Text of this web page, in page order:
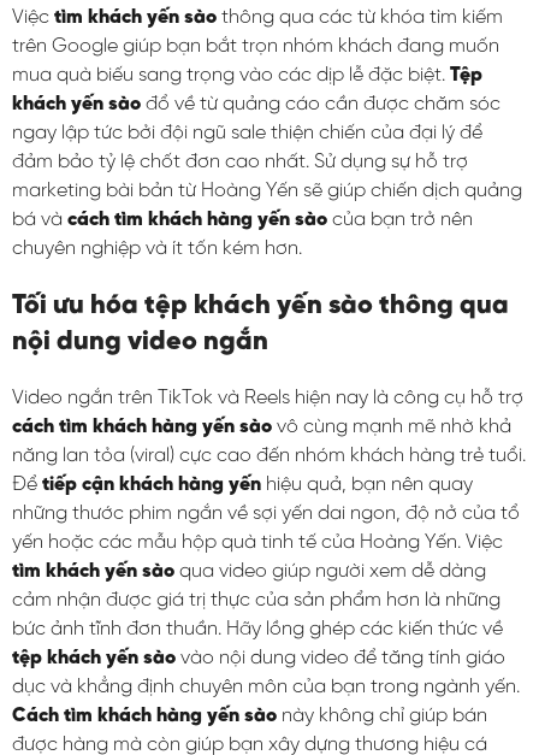
Việc tìm khách yến sào thông qua các từ khóa tìm kiếm
trên Google giúp bạn bắt trọn nhóm khách đang muốn
mua quà biếu sang trọng vào các dịp lễ đặc biệt. Tệp
khách yến sào đổ về từ quảng cáo cần được chăm sóc
ngay lập tức bởi đội ngũ sale thiện chiến của đại lý để
đảm bảo tỷ lệ chốt đơn cao nhất. Sử dụng sự hỗ trợ
marketing bài bản từ Hoàng Yến sẽ giúp chiến dịch quảng
bá và cách tìm khách hàng yến sào của bạn trở nên
chuyên nghiệp và ít tốn kém hơn.
Tối ưu hóa tệp khách yến sào thông qua
nội dung video ngắn
Video ngắn trên TikTok và Reels hiện nay là công cụ hỗ trợ
cách tìm khách hàng yến sào vô cùng mạnh mẽ nhờ khả
năng lan tỏa (viral) cực cao đến nhóm khách hàng trẻ tuổi.
Để tiếp cận khách hàng yến hiệu quả, bạn nên quay
những thước phim ngắn về sợi yến dai ngon, độ nở của tổ
yến hoặc các mẫu hộp quà tinh tế của Hoàng Yến. Việc
tìm khách yến sào qua video giúp người xem dễ dàng
cảm nhận được giá trị thực của sản phẩm hơn là những
bức ảnh tĩnh đơn thuần. Hãy lồng ghép các kiến thức về
tệp khách yến sào vào nội dung video để tăng tính giáo
dục và khẳng định chuyên môn của bạn trong ngành yến.
Cách tìm khách hàng yến sào này không chỉ giúp bán
được hàng mà còn giúp bạn xây dựng thương hiệu cá